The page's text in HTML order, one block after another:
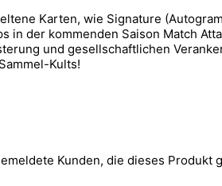
Karten, wie Signature
in der kommenden Saison Match
und gesellschaftlichen
Kults!
Kunden, die dieses Produkt